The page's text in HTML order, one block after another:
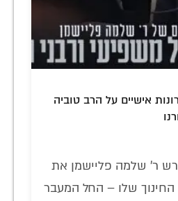
אישיים על הרב טוביה
ר' שלמה פליישמן את
החינוך שלו – החל המעבר